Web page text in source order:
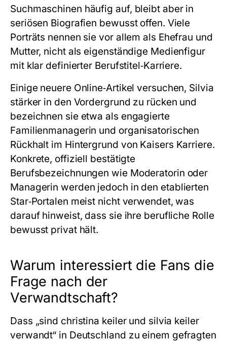
Suchmaschinen häufig auf, bleibt aber in
seriösen Biografien bewusst offen. Viele
Porträts nennen sie vor allem als Ehefrau und
Mutter, nicht als eigenständige Medienfigur
mit klar definierter Berufstitel‑Karriere.
Einige neuere Online‑Artikel versuchen, Silvia
stärker in den Vordergrund zu rücken und
bezeichnen sie etwa als engagierte
Familienmanagerin und organisatorischen
Rückhalt im Hintergrund von Kaisers Karriere.
Konkrete, offiziell bestätigte
Berufsbezeichnungen wie Moderatorin oder
Managerin werden jedoch in den etablierten
Star‑Portalen meist nicht verwendet, was
darauf hinweist, dass sie ihre berufliche Rolle
bewusst privat hält.
Warum interessiert die Fans die
Frage nach der
Verwandtschaft?
Dass „sind christina keiler und silvia keiler
verwandt“ in Deutschland zu einem gefragten